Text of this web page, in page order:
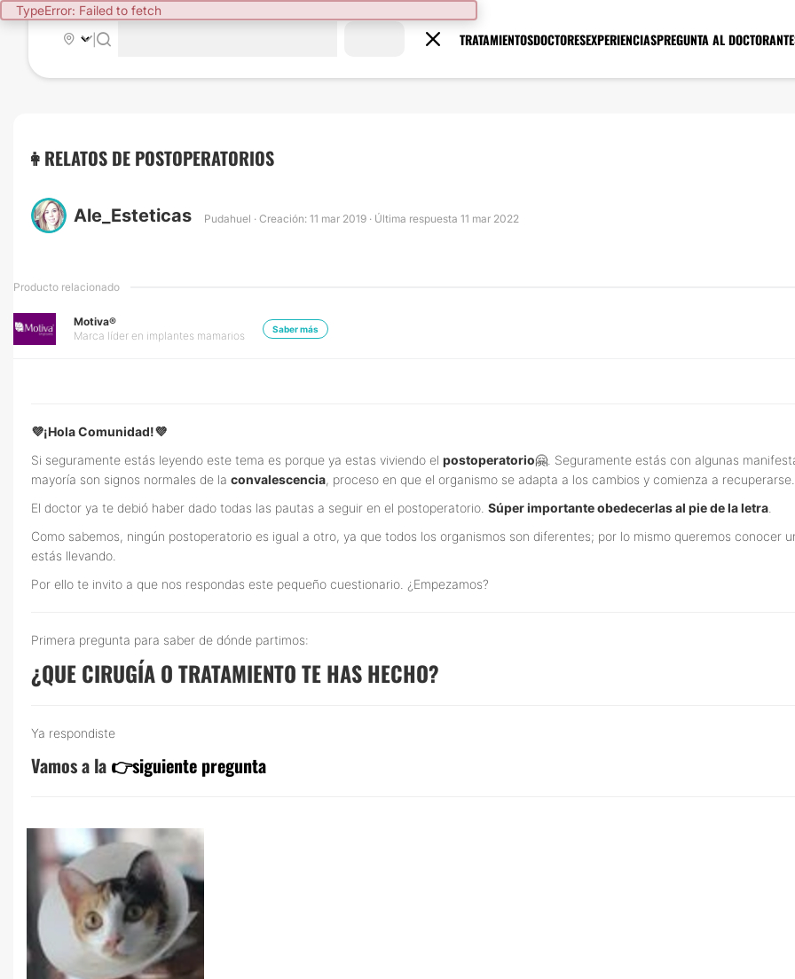
TypeError: Failed to fetch
TRATAMIENTOSDOCTORESEXPERIENCIASPREGUNTA AL DOCTOR
|
👩RELATOS DE POSTOPERATORIOS
Ale_Esteticas Pudahuel · Creación: 11 mar 2019 · Última respuesta 11 mar 2022
Producto relacionado
Motiva®
Marca líder en implantes mamarios
Saber más
💜¡Hola Comunidad!💜
Si seguramente estás leyendo este tema es porque ya estas viviendo el postoperatorio🤗. Seguramente estás con algunas
mayoría son signos normales de la convalescencia, proceso en que el organismo se adapta a los cambios y comienza a recuperarse.
El doctor ya te debió haber dado todas las pautas a seguir en el postoperatorio. Súper importante obedecerlas al pie de la letra
Como sabemos, ningún postoperatorio es igual a otro, ya que todos los organismos son diferentes; por lo mismo queremos conocer
estás llevando.
Por ello te invito a que nos respondas este pequeño cuestionario. ¿Empezamos?
Primera pregunta para saber de dónde partimos:
¿QUE CIRUGÍA O TRATAMIENTO TE HAS HECHO?
Ya respondiste
Vamos a la 👉siguiente pregunta